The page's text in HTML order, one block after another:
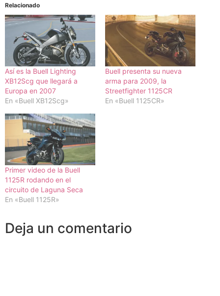
Relacionado
Así es la Buell Lighting
XB12Scg que llegará a
Europa en 2007
En «Buell XB12Scg»
Buell presenta su nueva
arma para 2009, la
Streetfighter 1125CR
En «Buell 1125CR»
Primer video de la Buell
1125R rodando en el
circuito de Laguna Seca
En «Buell 1125R»
Deja un comentario